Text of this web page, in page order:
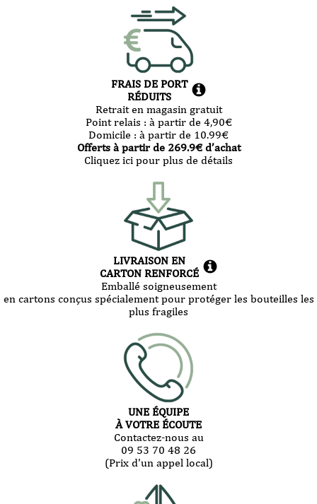
FRAIS DE PORT
RÉDUITS
Retrait en magasin gratuit
Point relais : à partir de 4,90€
Domicile : à partir de 10.99€
Offerts à partir de 269.9€ d’achat
Cliquez ici pour plus de détails
LIVRAISON EN
CARTON RENFORCÉ
Emballé soigneusement
en cartons conçus spécialement pour protéger les bouteilles les
plus fragiles
UNE ÉQUIPE
À VOTRE ÉCOUTE
Contactez-nous au
09 53 70 48 26
(Prix d'un appel local)